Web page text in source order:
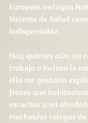
Europeos incluyen
Sistema de Salud
indispensable.
Hay quienes aún, no
trabajo o incluso lo
ello me gustaría
frases que
escuchar a mi
muchos/as colegas